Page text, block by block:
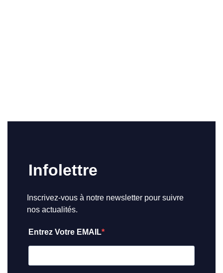
Infolettre
Inscrivez-vous à notre newsletter pour suivre
nos actualités.
Entrez Votre EMAIL